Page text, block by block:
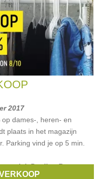
2017
dames-, heren- en
plaats in het magazijn
Parking vind je op 5 min.
,Pauline B,